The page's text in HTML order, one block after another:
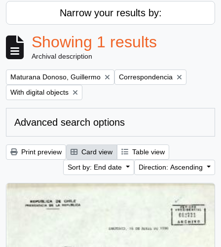
Narrow your results by:
Showing 1 results
Archival description
Remove filter:
Maturana Donoso, Guillermo Remove filter:
Correspondencia
Remove filter:
With digital objects
Advanced search options
Print preview Card view
Table view
Sort by: End date
Direction: Ascending